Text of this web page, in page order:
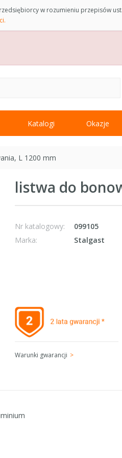
w rozumieniu przepisów
Katalogi Okazje
L 1200 mm
listwa do
Nr katalogowy:
Marka:
099105
Stalgast
Warunki gwarancji